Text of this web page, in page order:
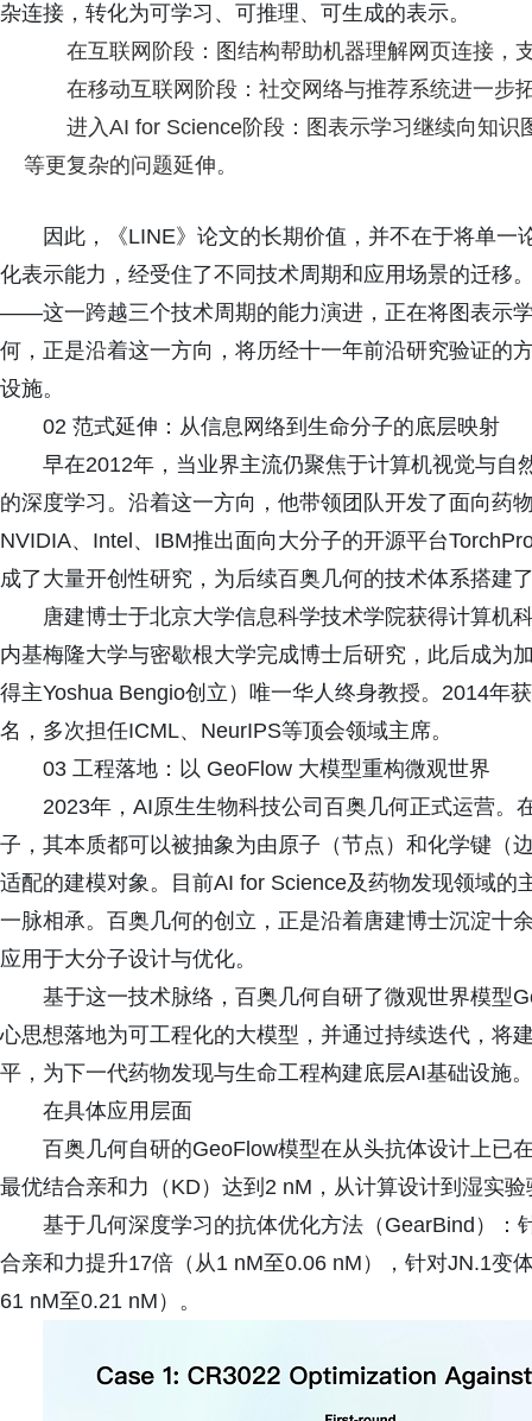
杂连接，转化为可学习、可推理、可生成的表示。
在互联网阶段：图结构帮助机器理解网页连接，
在移动互联网阶段：社交网络与推荐系统进一步
进入AI for Science阶段：图表示学习继续向知
等更复杂的问题延伸。
因此，《LINE》论文的长期价值，并不在于将单
化表示能力，经受住了不同技术周期和应用场景的迁移
——这一跨越三个技术周期的能力演进，正在将图表示
何，正是沿着这一方向，将历经十一年前沿研究验证的
设施。
02 范式延伸：从信息网络到生命分子的底层映射
早在2012年，当业界主流仍聚焦于计算机视觉与
的深度学习。沿着这一方向，他带领团队开发了面向药
NVIDIA、Intel、IBM推出面向大分子的开源平台
成了大量开创性研究，为后续百奥几何的技术体系搭建
唐建博士于北京大学信息科学技术学院获得计算机
内基梅隆大学与密歇根大学完成博士后研究，此后成为
得主Yoshua Bengio创立）唯一华人终身教授。2014年
名，多次担任ICML、NeurIPS等顶会领域主席。
03 工程落地：以 GeoFlow 大模型重构微观世界
2023年，AI原生生物科技公司百奥几何正式运营。
子，其本质都可以被抽象为由原子（节点）和化学键
适配的建模对象。目前AI for Science及药物发现领域
一脉相承。百奥几何的创立，正是沿着唐建博士沉淀十
应用于大分子设计与优化。
基于这一技术脉络，百奥几何自研了微观世界模型
心思想落地为可工程化的大模型，并通过持续迭代，将
平，为下一代药物发现与生命工程构建底层AI基础设施。
在具体应用层面
百奥几何自研的GeoFlow模型在从头抗体设计上已
最优结合亲和力（KD）达到2 nM，从计算设计到湿实
基于几何深度学习的抗体优化方法（GearBind）
合亲和力提升17倍（从1 nM至0.06 nM），针对JN.1变
61 nM至0.21 nM）。